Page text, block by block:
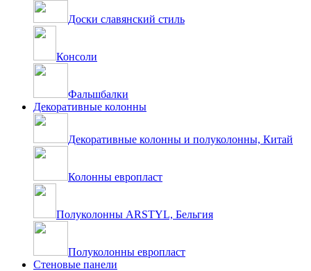
Доски славянский стиль
Консоли
Фальшбалки
Декоративные колонны
Декоративные колонны и полуколонны, Китай
Колонны европласт
Полуколонны ARSTYL, Бельгия
Полуколонны европласт
Стеновые панели